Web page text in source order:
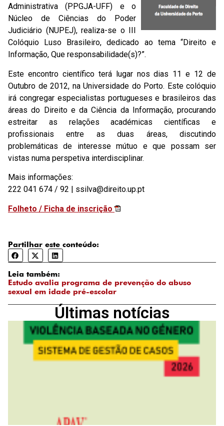
Administrativa (PPGJA-UFF) e o
Núcleo de Ciências do Poder
Judiciário (NUPEJ), realiza-se o III
Colóquio Luso Brasileiro, dedicado ao tema “Direito e
Informação, Que responsabilidade(s)?”.
Este encontro científico terá lugar nos dias 11 e 12 de
Outubro de 2012, na Universidade do Porto. Este colóquio
irá congregar especialistas portugueses e brasileiros das
áreas do Direito e da Ciência da Informação, procurando
estreitar as relações académicas científicas e
profissionais entre as duas áreas, discutindo
problemáticas de interesse mútuo e que possam ser
vistas numa perspetiva interdisciplinar.
Mais informações:
222 041 674 / 92 | ssilva@direito.up.pt
Folheto / Ficha de inscrição
Partilhar este conteúdo:
Leia também:
Estudo avalia programa de prevenção do abuso
sexual em idade pré-escolar
Últimas notícias